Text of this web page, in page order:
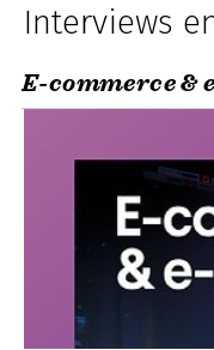
Interviews
E-commerce &